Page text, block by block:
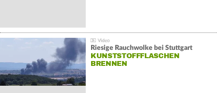
Riesige Rauchwolke bei Stuttgart
KUNSTSTOFFFLASCHEN
BRENNEN